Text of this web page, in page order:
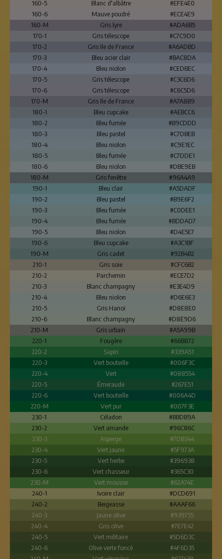
160-5
Blanc d'albâtre
#EFE4E0
160-6
Mauve poudré
#ECE4E9
160-M
Gris lyre
#ADA6B5
170-1
Gris télescope
#C7C9D0
170-2
Gris Ile de France
#A6ADBD
170-3
Bleu acier clair
#BAC8DA
170-4
Bleu niolon
#CEDBEC
170-5
Gris télescope
#C3C6D6
170-6
Gris télescope
#C6C5D6
170-M
Gris Ile de France
#A7A8B9
180-1
Bleu cupcake
#AEBCC6
180-2
Bleu fumée
#B9CDDD
180-3
Bleu pastel
#C7DBEB
180-4
Bleu niolon
#C9E1EC
180-5
Bleu fumée
#C7DDE1
180-6
Bleu niolon
#DBE9EB
180-M
Gris fenêtre
#96A4A9
190-1
Bleu clair
#A5DADF
190-2
Bleu pastel
#B9E6F2
190-3
Bleu fumée
#C0DEE1
190-4
Bleu fumée
#BDDAD7
190-5
Bleu niolon
#D4E5E7
190-6
Bleu cupcake
#A3C1BF
190-M
Gris cadet
#92B4B2
210-1
Gris soie
#CFC6B2
210-2
Parchemin
#ECE7D2
210-3
Blanc champagny
#E3E4D9
210-4
Bleu niolon
#D6E6E3
210-5
Gris Hanoï
#D8E8E0
210-6
Blanc champagny
#D8E9D6
210-M
Gris urbain
#A5A99B
220-1
Fougère
#66B872
220-2
Sapin
#339A51
220-3
Vert bouteille
#006F3C
220-4
Vert
#088554
220-5
Émeraude
#267E51
220-6
Vert bouteille
#006A4D
220-M
Vert pur
#007F3E
230-1
Céladon
#BBDB9A
230-2
Vert amande
#96C86C
230-3
Asperge
#7DB344
230-4
Vert jaune
#5F973A
230-5
Vert herbe
#396938
230-6
Vert chasseur
#365C30
230-M
Vert mousse
#62A74E
240-1
Ivoire clair
#DCD691
240-2
Beigeasse
#AAAF66
240-3
Jaune olive
#939755
240-4
Gris olive
#7E7E42
240-5
Vert militaire
#5D6D3C
240-6
Olive verte foncé
#4F6D35